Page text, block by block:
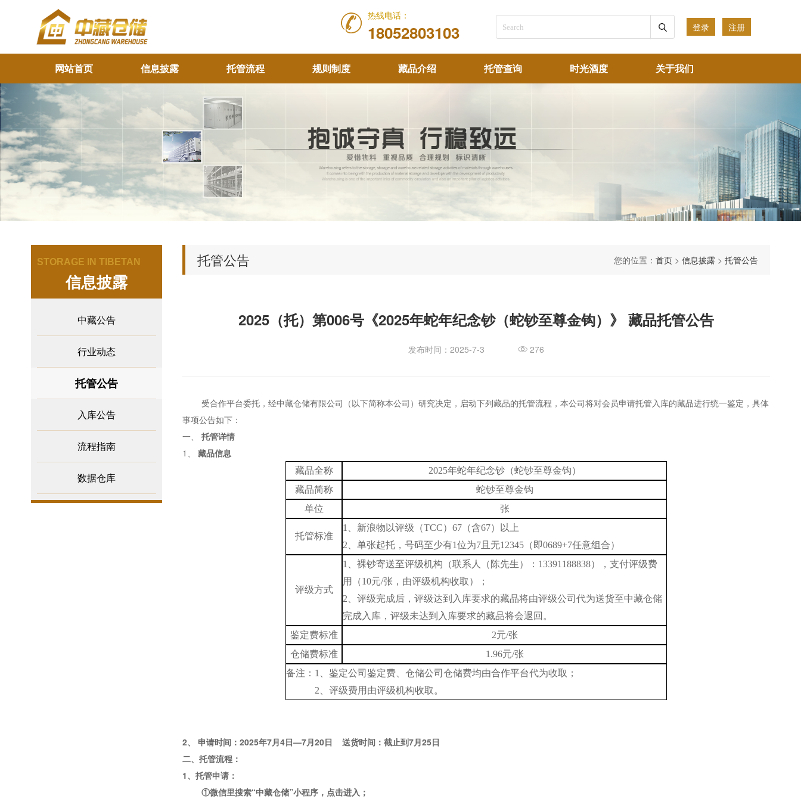
热线电话：
18052803103 登录 注册
网站首页 信息披露 托管流程 规则制度 藏品介绍 托管查询 时光酒度 关于我们
STORAGE IN TIBETAN
信息披露
中藏公告
行业动态
托管公告
入库公告
流程指南
数据仓库
托管公告 您的位置： 首页 > 信息披露 > 托管公告
2025（托）第006号《2025年蛇年纪念钞（蛇钞至尊金钩）》 藏品托管公告
发布时间：2025-7-3  276
受合作平台委托， 经中藏仓储有限公司（以下简称本公司）研究决定，启动下列藏品的托管流程，本公司将对会员申请托管入库的藏品进行统一鉴定，具体
事项公告如下：
一、 托管详情
1、 藏品信息
藏品全称
2025年蛇年纪念钞（蛇钞至尊金钩）
藏品简称
蛇钞至尊金钩
单位
张
托管标准
1、新浪物以评级（TCC）67（含67）以上
2、单张起托，号码至少有1位为7且无12345（即0689+7任意组合）
评级方式
1、裸钞寄送至评级机构（联系人（陈先生）： 13391188838），支付评级费
用（10元/张，由评级机构收取）；
2、评级完成后，评级达到入库要求的藏品将由评级公司代为送货至中藏仓储
完成入库，评级未达到入库要求的藏品将会退回。
鉴定费标准
2元/张
仓储费标准
1.96元/张
备注： 1、鉴定公司鉴定费、仓储公司仓储费均由合作平台代为收取；
2、评级费用由评级机构收取。
2、 申请时间： 2025年7月4日—7月20日 送货时间：截止到7月25日
二、托管流程：
1、托管申请：
①微信里搜索“中藏仓储”小程序 ，点击进入；